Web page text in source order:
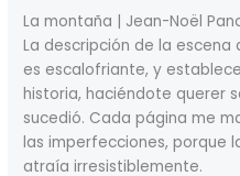
La montaña | Jean-Noël
La descripción de la
es escalofriante, y
historia, haciéndote querer
sucedió. Cada página me
las imperfecciones, porque
atraía irresistiblemente.